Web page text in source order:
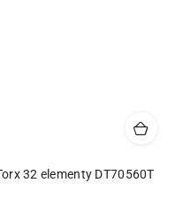
32 elementy DT70560T